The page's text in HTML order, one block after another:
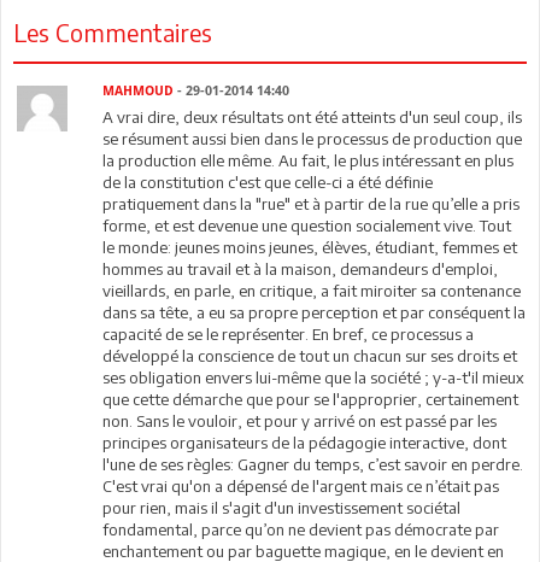
Les Commentaires
MAHMOUD - 29-01-2014 14:40
A vrai dire, deux résultats ont été atteints d'un seul coup, ils
se résument aussi bien dans le processus de production que
la production elle même. Au fait, le plus intéressant en plus
de la constitution c'est que celle-ci a été définie
pratiquement dans la "rue" et à partir de la rue qu’elle a pris
forme, et est devenue une question socialement vive. Tout
le monde: jeunes moins jeunes, élèves, étudiant, femmes et
hommes au travail et à la maison, demandeurs d'emploi,
vieillards, en parle, en critique, a fait miroiter sa contenance
dans sa tête, a eu sa propre perception et par conséquent la
capacité de se le représenter. En bref, ce processus a
développé la conscience de tout un chacun sur ses droits et
ses obligation envers lui-même que la société ; y-a-t'il mieux
que cette démarche que pour se l'approprier, certainement
non. Sans le vouloir, et pour y arrivé on est passé par les
principes organisateurs de la pédagogie interactive, dont
l'une de ses règles: Gagner du temps, c’est savoir en perdre.
C'est vrai qu'on a dépensé de l'argent mais ce n’était pas
pour rien, mais il s'agit d'un investissement sociétal
fondamental, parce qu’on ne devient pas démocrate par
enchantement ou par baguette magique, en le devient en